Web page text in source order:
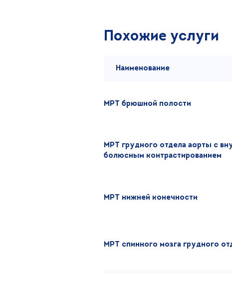
Похожие услуги
Наименование
МРТ брюшной полости
МРТ грудного отдела аорты с
болюсным контрастированием
МРТ нижней конечности
МРТ спинного мозга грудного